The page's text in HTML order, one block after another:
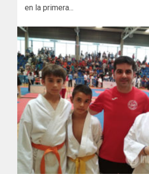
en la primera...